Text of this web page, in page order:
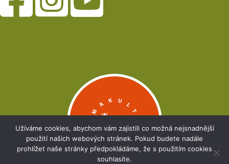
Užíváme cookies, abychom vám zajistili co možná nejsnadnější
použití našich webových stránek. Pokud budete nadále
prohlížet naše stránky předpokládáme, že s použitím cookies
souhlasíte.